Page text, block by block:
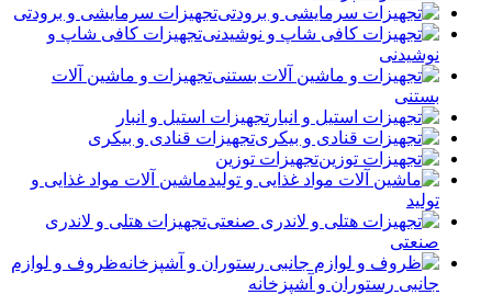
تجهیزات سرمایشی و برودتی
تجهیزات کافی شاپ و
نوشیدنی
تجهیزات و ماشین آلات
بستنی
تجهیزات استیل و انبار
تجهیزات قنادی و بیکری
تجهیزات توزین
ماشین آلات مواد غذایی و
تولید
تجهیزات هتلی و لاندری
صنعتی
ظروف و لوازم
جانبی رستوران و آشپزخانه